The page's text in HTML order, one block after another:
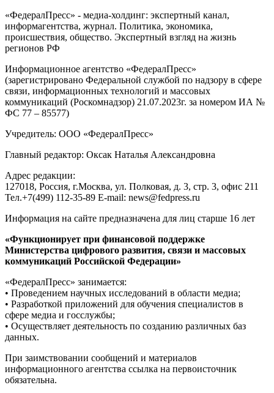
«ФедералПресс» - медиа-холдинг: экспертный канал,
информагентства, журнал. Политика, экономика,
происшествия, общество. Экспертный взгляд на жизнь
регионов РФ
Информационное агентство «ФедералПресс»
(зарегистрировано Федеральной службой по надзору в сфере
связи, информационных технологий и массовых
коммуникаций (Роскомнадзор) 21.07.2023г. за номером ИА №
ФС 77 – 85577)
Учредитель: ООО «ФедералПресс»
Главный редактор: Оксак Наталья Александровна
Адрес редакции:
127018, Россия, г.Москва, ул. Полковая, д. 3, стр. 3, офис 211
Тел.+7(499) 112-35-89 E-mail: news@fedpress.ru
Информация на сайте предназначена для лиц старше 16 лет
«Функционирует при финансовой поддержке
Министерства цифрового развития, связи и массовых
коммуникаций Российской Федерации»
«ФедералПресс» занимается:
• Проведением научных исследований в области медиа;
• Разработкой приложений для обучения специалистов в
сфере медиа и госслужбы;
• Осуществляет деятельность по созданию различных баз
данных.
При заимствовании сообщений и материалов
информационного агентства ссылка на первоисточник
обязательна.